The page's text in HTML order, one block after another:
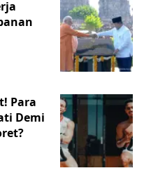
Para
Demi